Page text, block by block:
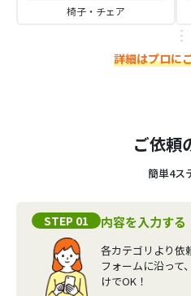
椅子・チェア
詳細はプロに
ご依頼
簡単4ス
STEP 01 内容を入力する
各カテゴリより依
フォームに沿って
けでOK！